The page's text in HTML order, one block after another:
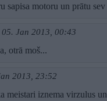
sapisa motoru un prātu
05. Jan 2013, 00:43
otrā moš...
2013, 23:52
meistari iznema virzulus